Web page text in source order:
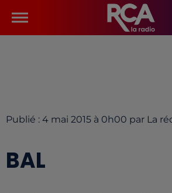
Publié : 4 mai 2015 à 0h00 par La
BAL